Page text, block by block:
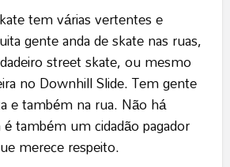
tem várias vertentes e
gente anda de skate nas ruas,
street skate, ou mesmo
no Downhill Slide. Tem gente
e também na rua. Não há
também um cidadão pagador
merece respeito.